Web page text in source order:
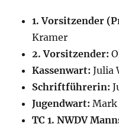
1. Vorsitzender
Kramer
2. Vorsitzender:
Kassenwart: Julia
Schriftführerin:
Jugendwart:
TC 1. NWDV